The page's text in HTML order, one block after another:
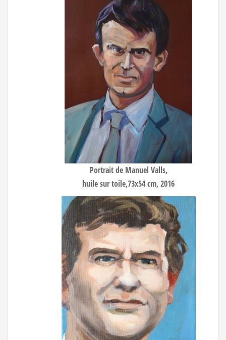
Portrait de Manuel Valls,
huile sur toile,73x54 cm, 2016